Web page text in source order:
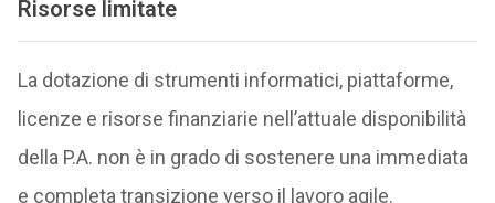
Risorse limitate
La dotazione di strumenti informatici, piattaforme,
licenze e risorse finanziarie nell’attuale disponibilità
della P.A. non è in grado di sostenere una immediata
e completa transizione verso il lavoro agile.